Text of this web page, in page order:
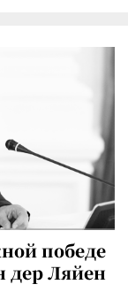
победе
дер Ляйен